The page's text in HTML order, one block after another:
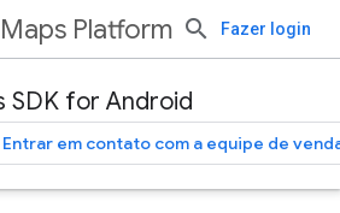
Maps Platform Fazer login
SDK for Android
Entrar em contato com a equipe de